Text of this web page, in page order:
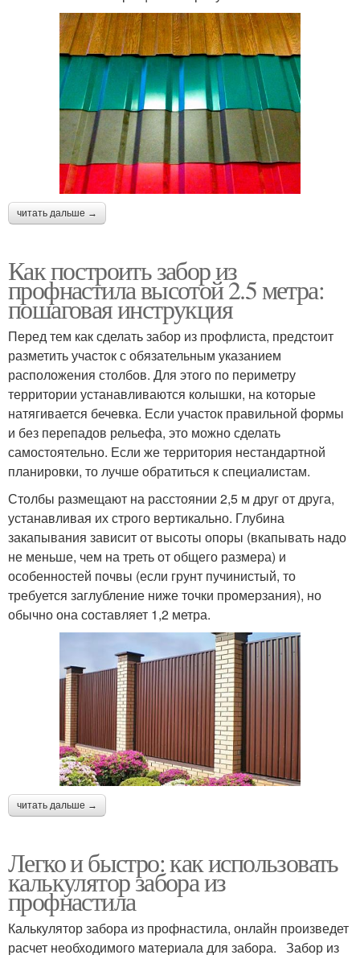
читать дальше →
Как построить забор из
профнастила высотой 2.5 метра:
пошаговая инструкция
Перед тем как сделать забор из профлиста, предстоит
разметить участок с обязательным указанием
расположения столбов. Для этого по периметру
территории устанавливаются колышки, на которые
натягивается бечевка. Если участок правильной формы
и без перепадов рельефа, это можно сделать
самостоятельно. Если же территория нестандартной
планировки, то лучше обратиться к специалистам.
Столбы размещают на расстоянии 2,5 м друг от друга,
устанавливая их строго вертикально. Глубина
закапывания зависит от высоты опоры (вкапывать надо
не меньше, чем на треть от общего размера) и
особенностей почвы (если грунт пучинистый, то
требуется заглубление ниже точки промерзания), но
обычно она составляет 1,2 метра.
читать дальше →
Легко и быстро: как использовать
калькулятор забора из
профнастила
Калькулятор забора из профнастила, онлайн произведет
расчет необходимого материала для забора. Забор из